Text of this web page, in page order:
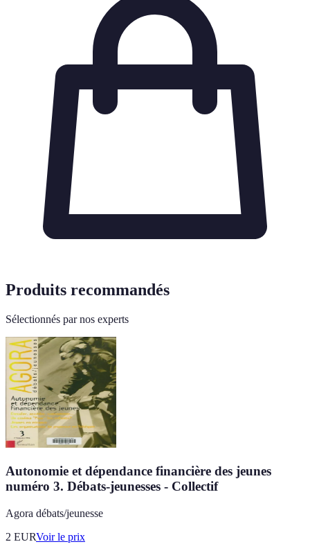
Produits recommandés
Sélectionnés par nos experts
Autonomie et dépendance financière des jeunes
numéro 3. Débats-jeunesses - Collectif
Agora débats/jeunesse
2 EURVoir le prix